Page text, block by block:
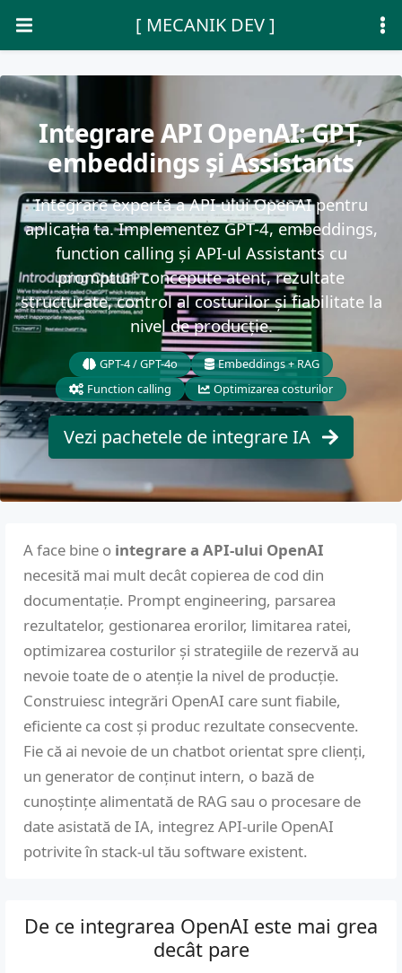
[ MECANIK DEV ]
Integrare API OpenAI: GPT,
embeddings și Assistants
Integrare expertă a API-ului OpenAI pentru
aplicația ta. Implementez GPT-4, embeddings,
function calling și API-ul Assistants cu
prompturi concepute atent, rezultate
structurate, control al costurilor și fiabilitate la
nivel de producție.
GPT-4 / GPT-4o
Embeddings + RAG
Function calling
Optimizarea costurilor
Vezi pachetele de integrare IA
A face bine o integrare a API-ului OpenAI
necesită mai mult decât copierea de cod din
documentație. Prompt engineering, parsarea
rezultatelor, gestionarea erorilor, limitarea ratei,
optimizarea costurilor și strategiile de rezervă au
nevoie toate de o atenție la nivel de producție.
Construiesc integrări OpenAI care sunt fiabile,
eficiente ca cost și produc rezultate consecvente.
Fie că ai nevoie de un chatbot orientat spre clienți,
un generator de conținut intern, o bază de
cunoștințe alimentată de RAG sau o procesare de
date asistată de IA, integrez API-urile OpenAI
potrivite în stack-ul tău software existent.
De ce integrarea OpenAI este mai grea
decât pare